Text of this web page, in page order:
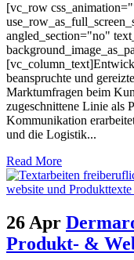
[vc_row
angled_section="no"
beanspruchte und
Marktumfragen beim
zugeschnittene Linie als
Kommunikation
und die Logistik...
Read More
26 Apr
Produkt- &